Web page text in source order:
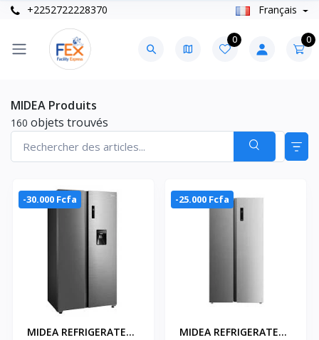
+2252722228370 Français
0 0
MIDEA Produits
160 objets trouvés
-30.000 Fcfa
MIDEA REFRIGERATEUR
-25.000 Fcfa
MIDEA REFRIGERATEUR